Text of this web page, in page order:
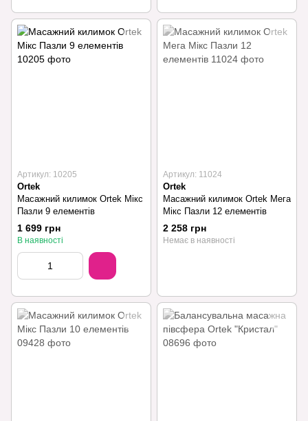
Артикул: 10205
Ortek
Масажний килимок Ortek Мікс
Пазли 9 елементів
1 699 грн
В наявності
Артикул: 11024
Ortek
Масажний килимок Ortek Мега
Мікс Пазли 12 елементів
2 258 грн
Немає в наявності